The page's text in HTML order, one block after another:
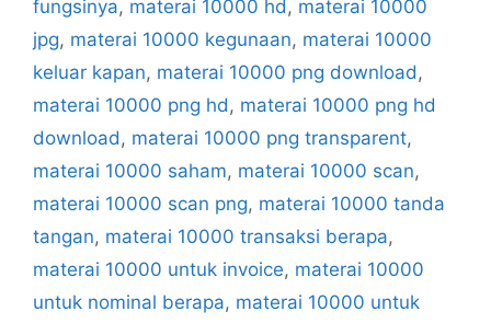
fungsinya, materai 10000 hd, materai 10000
jpg, materai 10000 kegunaan, materai 10000
keluar kapan, materai 10000 png download,
materai 10000 png hd, materai 10000 png hd
download, materai 10000 png transparent,
materai 10000 saham, materai 10000 scan,
materai 10000 scan png, materai 10000 tanda
tangan, materai 10000 transaksi berapa,
materai 10000 untuk invoice, materai 10000
untuk nominal berapa, materai 10000 untuk